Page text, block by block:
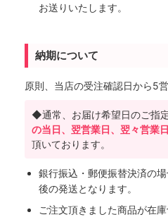
お送りいたします。
納期について
原則、当店の受注確認日から5
◆通常、お届け希望日のご指定
の当日、翌営業日、翌々営業
頂いております。
銀行振込・郵便振替決済の
後の発送となります。
ご注文頂きました商品が在